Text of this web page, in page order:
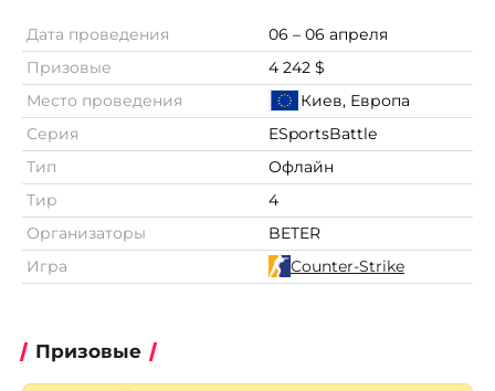
Дата проведения
06 – 06 апреля
Призовые
4 242 $
Место проведения
Киев, Европа
Серия
ESportsBattle
Тип
Офлайн
Тир
4
Организаторы
BETER
Игра
Counter-Strike
Призовые